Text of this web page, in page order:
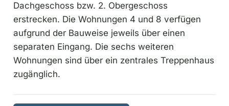
Dachgeschoss bzw. 2. Obergeschoss
erstrecken. Die Wohnungen 4 und 8 verfügen
aufgrund der Bauweise jeweils über einen
separaten Eingang. Die sechs weiteren
Wohnungen sind über ein zentrales Treppenhaus
zugänglich.